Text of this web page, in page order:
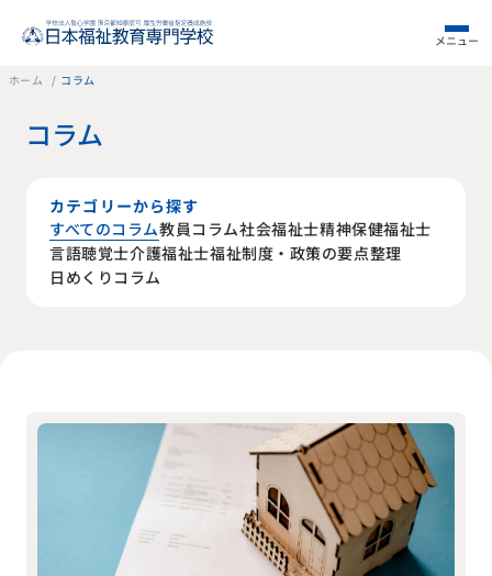
メニュー
ホーム コラム
コラム
カテゴリーから探す
すべてのコラム教員コラム社会福祉士精神保健福祉士
言語聴覚士介護福祉士福祉制度・政策の要点整理
日めくりコラム